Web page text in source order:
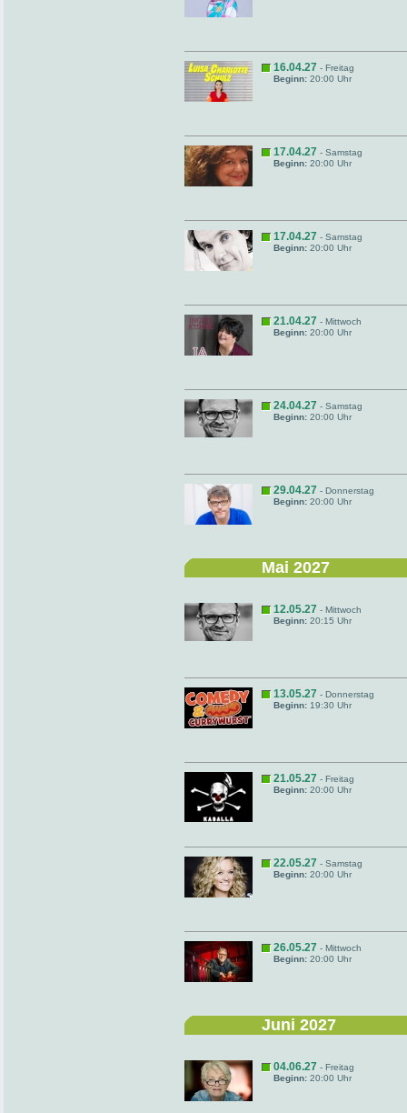
16.04.27 - Freitag
Beginn: 20:00 Uhr
17.04.27 - Samstag
Beginn: 20:00 Uhr
17.04.27 - Samstag
Beginn: 20:00 Uhr
21.04.27 - Mittwoch
Beginn: 20:00 Uhr
24.04.27 - Samstag
Beginn: 20:00 Uhr
29.04.27 - Donnerstag
Beginn: 20:00 Uhr
Mai 2027
12.05.27 - Mittwoch
Beginn: 20:15 Uhr
13.05.27 - Donnerstag
Beginn: 19:30 Uhr
21.05.27 - Freitag
Beginn: 20:00 Uhr
22.05.27 - Samstag
Beginn: 20:00 Uhr
26.05.27 - Mittwoch
Beginn: 20:00 Uhr
Juni 2027
04.06.27 - Freitag
Beginn: 20:00 Uhr